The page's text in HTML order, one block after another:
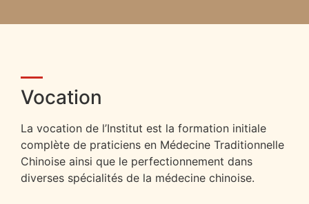
Vocation
La vocation de l’Institut est la formation initiale
complète de praticiens en Médecine Traditionnelle
Chinoise ainsi que le perfectionnement dans
diverses spécialités de la médecine chinoise.